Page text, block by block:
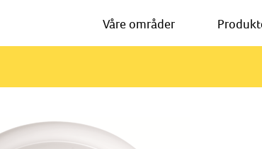
Våre områder